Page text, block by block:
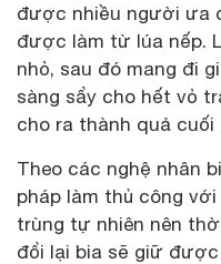
được nhiều người ưa
được làm từ lúa nếp.
nhỏ, sau đó mang đi
sàng sẩy cho hết vỏ
cho ra thành quả cuối
Theo các nghệ nhân
pháp làm thủ công
trùng tự nhiên nên
đổi lại bia sẽ giữ